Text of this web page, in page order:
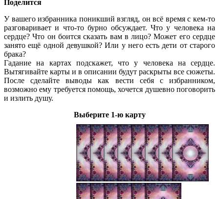
Поделится
У вашего избранника поникший взгляд, он всё время с кем-то
разговаривает и что-то бурно обсуждает. Что у человека на
сердце? Что он боится сказать вам в лицо? Может его сердце
занято ещё одной девушкой? Или у него есть дети от старого
брака?
Гадание на картах подскажет, что у человека на сердце.
Вытягивайте карты и в описании будут раскрыты все сюжеты.
После сделайте выводы как вести себя с избранником,
возможно ему требуется помощь, хочется душевно поговорить
и излить душу.
Выберите 1-ю карту